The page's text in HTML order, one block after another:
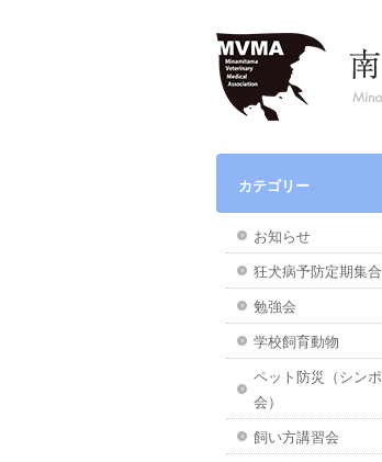
カテゴリー
お知らせ
狂犬病予防定期集
勉強会
学校飼育動物
ペット防災（シン
会）
飼い方講習会